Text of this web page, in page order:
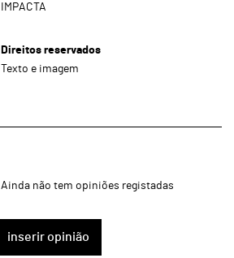
IMPACTA
Direitos reservados
Texto e imagem
Ainda não tem opiniões registadas
inserir opinião